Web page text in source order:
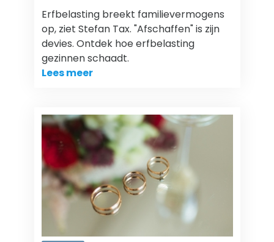
Erfbelasting breekt familievermogens
op, ziet Stefan Tax. "Afschaffen" is zijn
devies. Ontdek hoe erfbelasting
gezinnen schaadt.
Lees meer